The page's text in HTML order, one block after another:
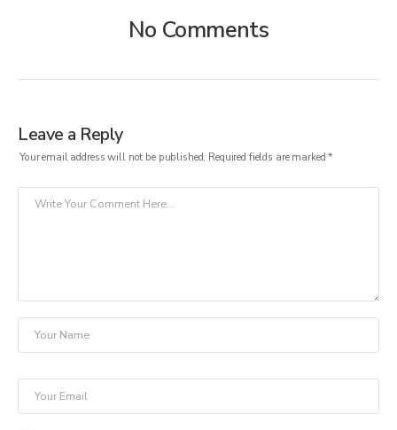
No Comments
Leave a Reply
Your email address will not be published. Required fields are marked*